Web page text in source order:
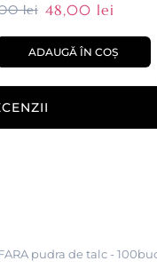
lei 48,00 lei
ADAUGĂ ÎN COȘ
pudra de talc - 100buc